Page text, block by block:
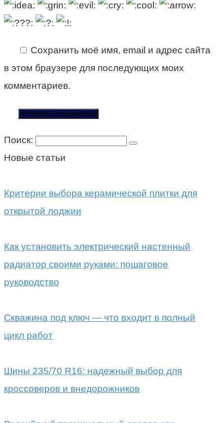
Сохранить моё имя, email и адрес сайта
в этом браузере для последующих моих
комментариев.
Поиск:
Новые статьи
Критерии выбора керамической плитки для
открытой лоджии
Как установить электрический настенный
радиатор своими руками: пошаговое
руководство
Скважина под ключ — что входит в полный
цикл работ
Шины 235/70 R16: надежный выбор для
кроссоверов и внедорожников